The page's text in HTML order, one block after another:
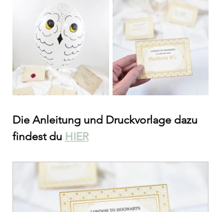
Die Anleitung und Druckvorlage dazu
findest du HIER